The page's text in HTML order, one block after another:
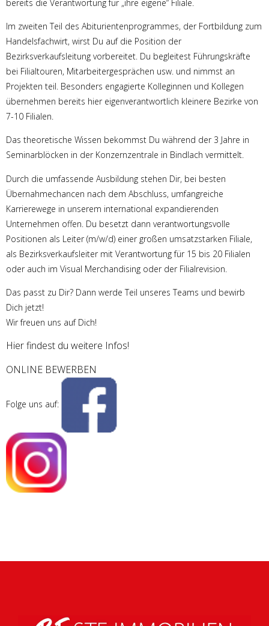
bereits die Verantwortung für „ihre eigene“ Filiale.
Im zweiten Teil des Abiturientenprogrammes, der Fortbildung zum
Handelsfachwirt, wirst Du auf die Position der
Bezirksverkaufsleitung vorbereitet. Du begleitest Führungskräfte
bei Filialtouren, Mitarbeitergesprächen usw. und nimmst an
Projekten teil. Besonders engagierte Kolleginnen und Kollegen
übernehmen bereits hier eigenverantwortlich kleinere Bezirke von
7-10 Filialen.
Das theoretische Wissen bekommst Du während der 3 Jahre in
Seminarblöcken in der Konzernzentrale in Bindlach vermittelt.
Durch die umfassende Ausbildung stehen Dir, bei besten
Übernahmechancen nach dem Abschluss, umfangreiche
Karrierewege in unserem international expandierenden
Unternehmen offen. Du besetzt dann verantwortungsvolle
Positionen als Leiter (m/w/d) einer großen umsatzstarken Filiale,
als Bezirksverkaufsleiter mit Verantwortung für 15 bis 20 Filialen
oder auch im Visual Merchandising oder der Filialrevision.
Das passt zu Dir? Dann werde Teil unseres Teams und bewirb
Dich jetzt!
Wir freuen uns auf Dich!
Hier findest du weitere Infos!
ONLINE BEWERBEN
Folge uns auf: